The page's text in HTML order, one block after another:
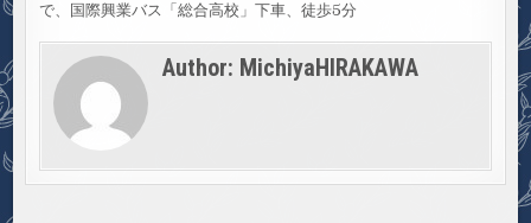
で、国際興業バス「総合高校」下車、徒歩5分
Author: MichiyaHIRAKAWA